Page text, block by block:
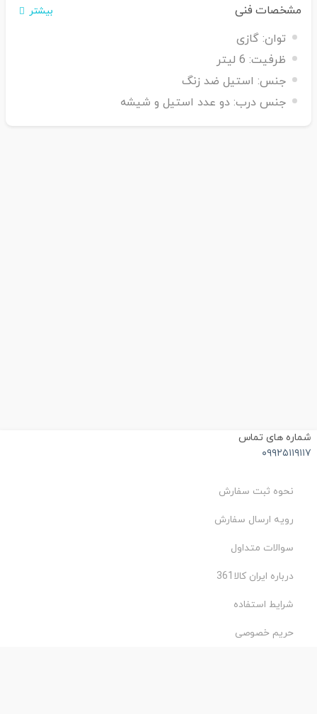
مشخصات فنی بیشتر
توان: گازی
ظرفیت: 6 لیتر
جنس: استیل ضد زنگ
جنس درب: دو عدد استیل و شیشه
های تماس
نحوه ثبت سفارش
رویه ارسال سفارش
سوالات متداول
درباره ایران کالا361
شرایط استفاده
حریم خصوصی